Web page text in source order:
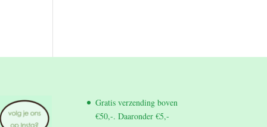
Gratis verzending boven
€50,-. Daaronder €5,-